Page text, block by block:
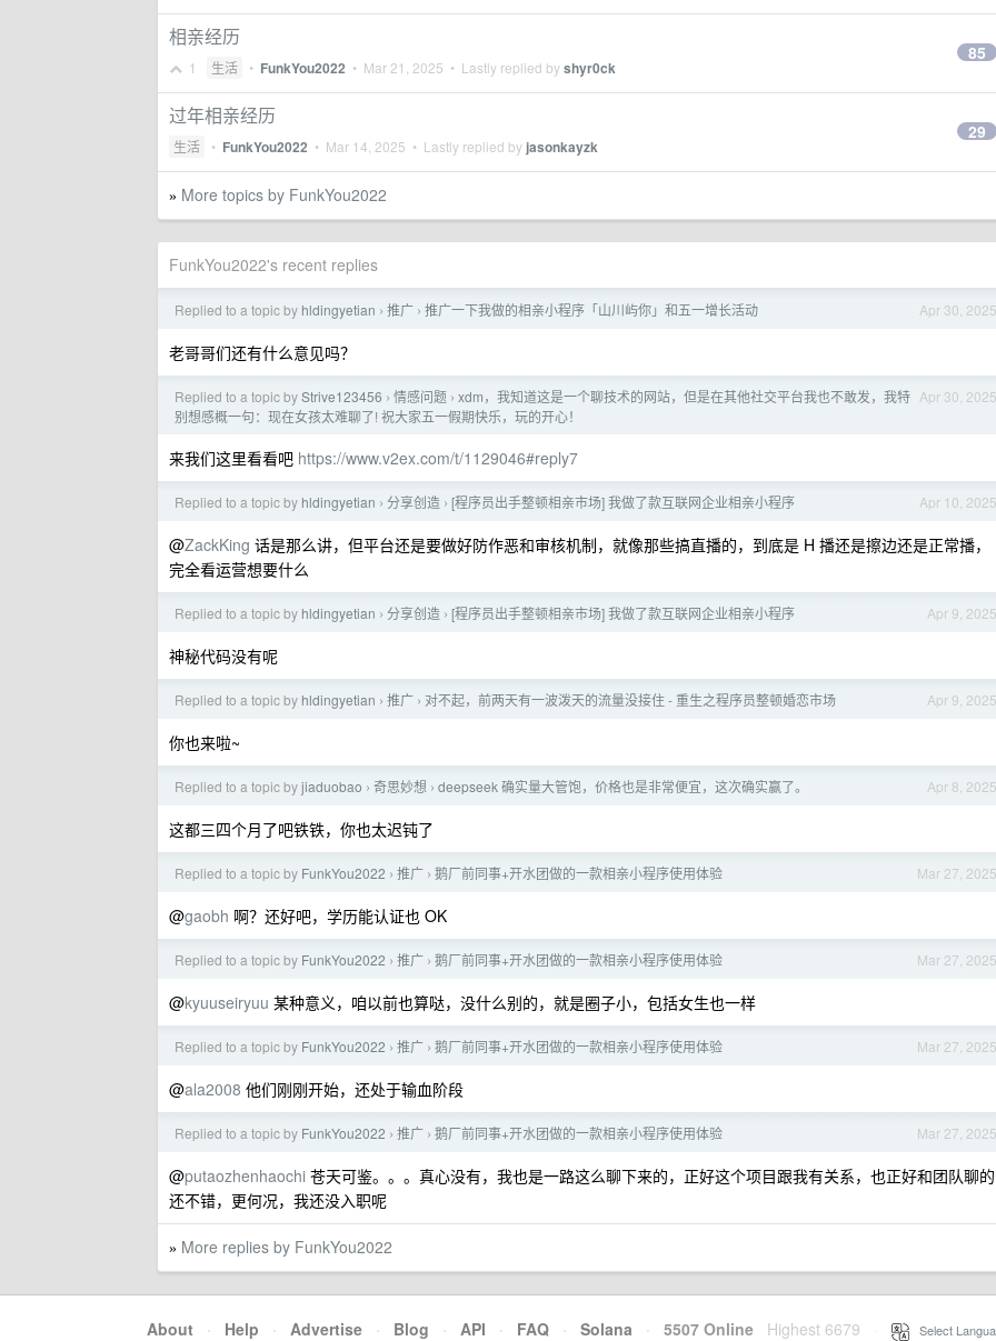
相亲经历
1 生活 • FunkYou2022 • Mar 21, 2025 • Lastly replied byshyr0ck
85
过年相亲经历
生活 • FunkYou2022 • Mar 14, 2025 • Lastly replied by jasonkayzk
29
» More topics by FunkYou2022
FunkYou2022's recent replies
Apr 30, 2025
Replied to a topic by hldingyetian › 推广 › 推广一下我做的相亲小程序「山川屿你」和五一增长活动
老哥哥们还有什么意见吗？
Apr 30, 2025
Replied to a topic byStrive123456 › 情感问题 › xdm，我知道这是一个聊技术的网站，但是在其他社交平台我也不敢发，我特
别想感概一句：现在女孩太难聊了! 祝大家五一假期快乐，玩的开心！
来我们这里看看吧 https://www.v2ex.com/t/1129046#reply7
Apr 10, 2025
Replied to a topic by hldingyetian › 分享创造 › [程序员出手整顿相亲市场] 我做了款互联网企业相亲小程序
@ZackKing 话是那么讲，但平台还是要做好防作恶和审核机制，就像那些搞直播的，到底是 H 播还是擦边还是正常播，
完全看运营想要什么
Apr 9, 2025
Replied to a topic by hldingyetian › 分享创造 › [程序员出手整顿相亲市场] 我做了款互联网企业相亲小程序
神秘代码没有呢
Apr 9, 2025
Replied to a topic by hldingyetian › 推广 › 对不起，前两天有一波泼天的流量没接住 - 重生之程序员整顿婚恋市场
你也来啦~
Apr 8, 2025
Replied to a topic byjiaduobao › 奇思妙想 › deepseek 确实量大管饱，价格也是非常便宜，这次确实赢了。
这都三四个月了吧铁铁，你也太迟钝了
Mar 27, 2025
Replied to a topic by FunkYou2022 › 推广 › 鹅厂前同事+开水团做的一款相亲小程序使用体验
@gaobh 啊？还好吧，学历能认证也 OK
Mar 27, 2025
Replied to a topic by FunkYou2022 › 推广 › 鹅厂前同事+开水团做的一款相亲小程序使用体验
@kyuuseiryuu 某种意义，咱以前也算哒，没什么别的，就是圈子小，包括女生也一样
Mar 27, 2025
Replied to a topic by FunkYou2022 › 推广 › 鹅厂前同事+开水团做的一款相亲小程序使用体验
@ala2008 他们刚刚开始，还处于输血阶段
Mar 27, 2025
Replied to a topic by FunkYou2022 › 推广 › 鹅厂前同事+开水团做的一款相亲小程序使用体验
@putaozhenhaochi 苍天可鉴。。。真心没有，我也是一路这么聊下来的，正好这个项目跟我有关系，也正好和团队聊的
还不错，更何况，我还没入职呢
» More replies by FunkYou2022
About · Help · Advertise · Blog · API · FAQ · Solana · 5507 Online Highest 6679 Select